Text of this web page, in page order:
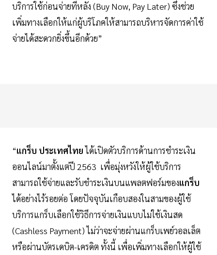
บริการใช้ก่อนจ่ายทีหลัง (Buy Now, Pay Later) ซึ่งช่วย
เพิ่มทางเลือกให้แก่ผู้บริโภคให้สามารถบริหารจัดการค่าใช้
จ่ายได้สะดวกยิ่งขึ้นอีกด้วย”
“แกร็บ ประเทศไทยได้เปิดตัวบริการด้านการชำระเงิน
ออนไลน์มาตั้งแต่ปี 2563 เพื่อมุ่งหวังให้ผู้ใช้บริการ
สามารถใช้จ่ายและรับชำระเงินบนแพลตฟอร์มของแกร็บ
ได้อย่างไร้รอยต่อ โดยปัจจุบันเกือบสองในสามของผู้ใช้
บริการแกร็บเลือกใช้วิธีการจ่ายเงินแบบไม่ใช้เงินสด
(Cashless Payment) ไม่ว่าจะจ่ายผ่านแกร็บเพย์วอลเล็ต
หรือผ่านบัตรเดบิต-เครดิต ทั้งนี้ เพื่อเพิ่มทางเลือกให้ผู้ใช้